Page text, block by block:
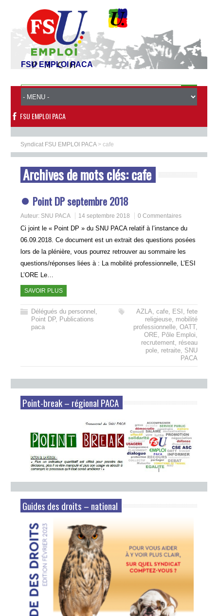
FSU EMPLOI PACA
FSU EMPLOI PACA
Syndicat FSU EMPLOI PACA>cafe
Archives de mots clés:cafe
Point DP septembre 2018
Auteur: SNU PACA 14 septembre 2018 0 Commentaires
Ci joint le « Point DP » du SNU PACA relatif à l’instance du
06.09.2018. Ce document est un extrait des questions posées
lors de la plénière, vous pourrez retrouver au sommaire les
questions/réponses liées à : La mobilité professionnelle, L’ESI
L’ORE Le…
SAVOIR PLUS
Délégués du personnel ,
Point DP, Publications
paca
AZLA, cafe, ESI , fete
religieuse, mobilité
professionnelle, OATT,
ORE, Pôle Emploi,
recrutement, réseau
pole, retraite, SNU
PACA
Point-break – régional PACA
Guides des droits – national